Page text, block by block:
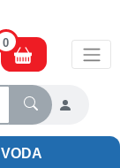
0
VODA